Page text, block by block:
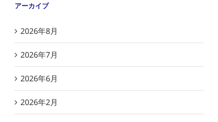
アーカイブ
2026年8月
2026年7月
2026年6月
2026年2月